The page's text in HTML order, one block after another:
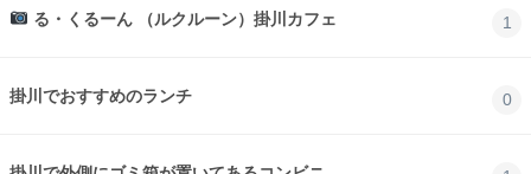
る・くるーん （ルクルーン）掛川カフェ 1
掛川でおすすめのランチ 0